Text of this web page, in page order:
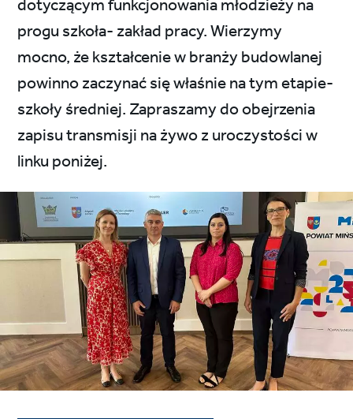
progu szkoła- zakład pracy. Wierzymy
mocno, że kształcenie w branży budowlanej
powinno zaczynać się właśnie na tym etapie-
szkoły średniej. Zapraszamy do obejrzenia
zapisu transmisji na żywo z uroczystości w
linku poniżej.